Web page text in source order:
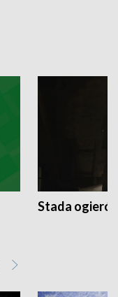
Stada